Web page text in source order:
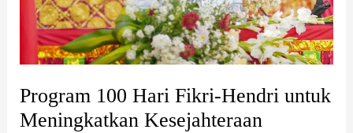
Program 100 Hari Fikri-Hendri untuk
Meningkatkan Kesejahteraan
Kesejahteraan
Masyarakat